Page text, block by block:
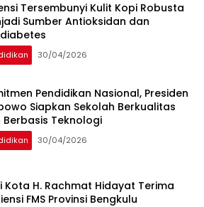
Tersembunyi Kulit Kopi Robusta
Sumber Antioksidan dan
30/04/2026
Pendidikan Nasional, Presiden
Siapkan Sekolah Berkualitas
Berbasis Teknologi
30/04/2026
Kota H. Rachmat Hidayat Terima
FMS Provinsi Bengkulu